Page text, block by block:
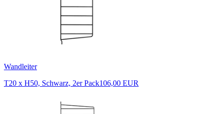
Wandleiter
T20 x H50, Schwarz, 2er Pack106,00 EUR